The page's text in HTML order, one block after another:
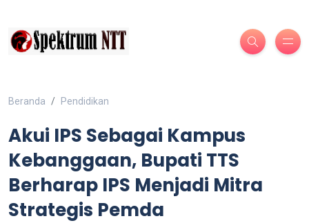
Beranda Pendidikan
Akui IPS Sebagai Kampus
Kebanggaan, Bupati TTS
Berharap IPS Menjadi Mitra
Strategis Pemda